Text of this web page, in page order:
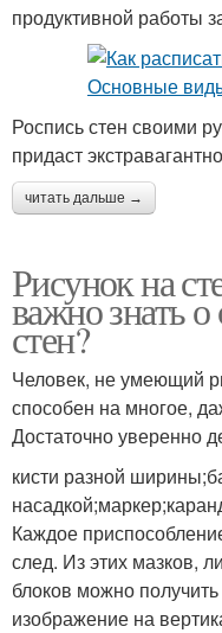
продуктивной работы
Роспись стен своими
придаст
читать дальше →
Рисунок на
важно знать
стен?
Человек, не умеющий
способен на многое,
Достаточно уверенно
кисти разной
Каждое
след. Из этих мазков,
блоков можно
изображение на